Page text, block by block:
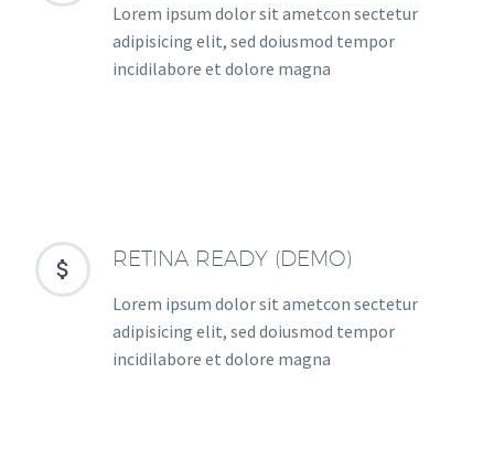
Lorem ipsum dolor sit ametcon sectetur
adipisicing elit, sed doiusmod tempor
incidilabore et dolore magna

 RETINA READY (DEMO)
Lorem ipsum dolor sit ametcon sectetur
adipisicing elit, sed doiusmod tempor
incidilabore et dolore magna